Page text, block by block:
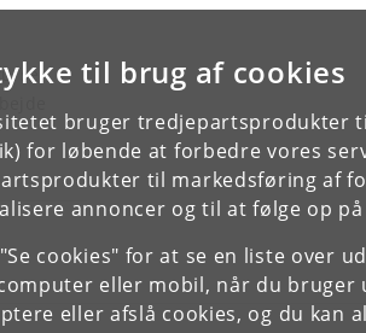
til brug af cookies
bruger tredjepartsprodukter
for løbende at forbedre vores
til markedsføring af
annoncer og til at følge op
cookies" for at se en liste over
eller mobil, når du bruger
eller afslå cookies, og du kan